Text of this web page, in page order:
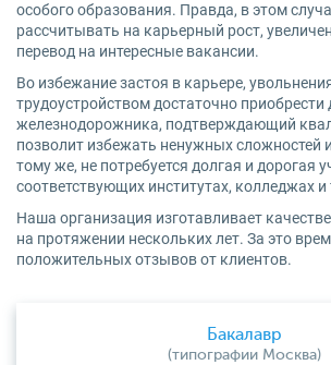
особого образования. Правда, в этом
рассчитывать на карьерный рост,
перевод на интересные вакансии.
Во избежание застоя в карьере,
трудоустройством достаточно
железнодорожника, подтверждающий
позволит избежать ненужных сложностей
тому же, не потребуется долгая и дорогая
соответствующих институтах, колледжах и
Наша организация изготавливает
на протяжении нескольких лет. За это
положительных отзывов от клиентов.
Бакалавр
(типографии Москва)